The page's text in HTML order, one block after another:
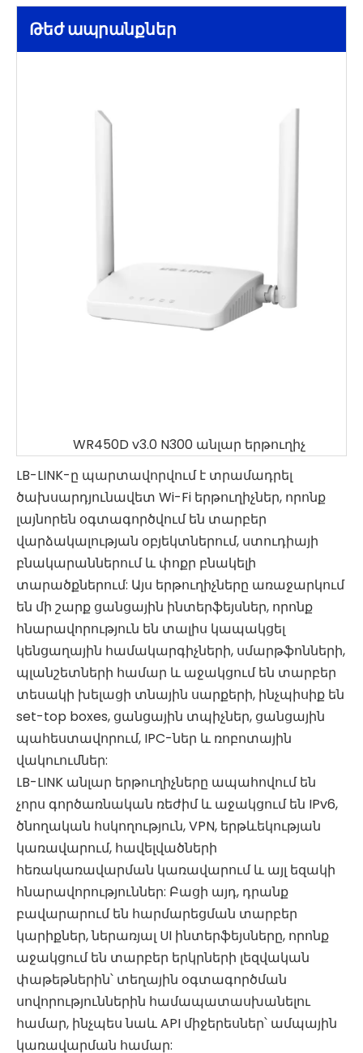
Թեժ ապրանքներ
WR450D v3.0 N300 անլար երթուղիչ
LB-LINK-ը պարտավորվում է տրամադրել
ծախսարդյունավետ Wi-Fi երթուղիչներ, որոնք
լայնորեն օգտագործվում են տարբեր
վարձակալության օբյեկտներում, ստուդիայի
բնակարաններում և փոքր բնակելի
տարածքներում: Այս երթուղիչները առաջարկում
են մի շարք ցանցային ինտերֆեյսներ, որոնք
հնարավորություն են տալիս կապակցել
կենցաղային համակարգիչների, սմարթֆոնների,
պլանշետների համար և աջակցում են տարբեր
տեսակի խելացի տնային սարքերի, ինչպիսիք են
set-top boxes, ցանցային տպիչներ, ցանցային
պահեստավորում, IPC-ներ և ռոբոտային
վակուումներ:
LB-LINK անլար երթուղիչները ապահովում են
չորս գործառնական ռեժիմ և աջակցում են IPv6,
ծնողական հսկողություն, VPN, երթևեկության
կառավարում, հավելվածների
հեռակառավարման կառավարում և այլ եզակի
հնարավորություններ: Բացի այդ, դրանք
բավարարում են հարմարեցման տարբեր
կարիքներ, ներառյալ UI ինտերֆեյսները, որոնք
աջակցում են տարբեր երկրների լեզվական
փաթեթներին՝ տեղային օգտագործման
սովորություններին համապատասխանելու
համար, ինչպես նաև API միջերեսներ՝ ամպային
կառավարման համար: